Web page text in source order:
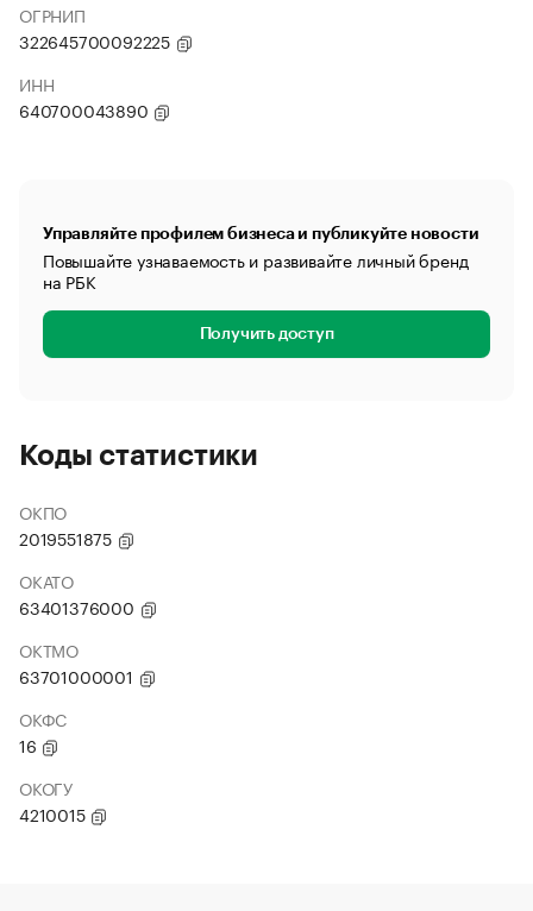
ОГРНИП
322645700092225
ИНН
640700043890
Управляйте профилем бизнеса и публикуйте новости
Повышайте узнаваемость и развивайте личный бренд
на РБК
Получить доступ
Коды статистики
ОКПО
2019551875
ОКАТО
63401376000
ОКТМО
63701000001
ОКФС
16
ОКОГУ
4210015